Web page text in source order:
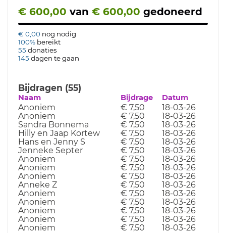
€ 600,00 van € 600,00 gedoneerd
€ 0,00 nog nodig
100% bereikt
55 donaties
145 dagen te gaan
Bijdragen (55)
Naam Bijdrage Datum
Anoniem € 7,50
18-03-26
Anoniem
€ 7,50
18-03-26
Sandra Bonnema
€ 7,50
18-03-26
Hilly en Jaap Kortew
€ 7,50
18-03-26
Hans en Jenny S
€ 7,50
18-03-26
Jenneke Septer
€ 7,50
18-03-26
Anoniem
€ 7,50
18-03-26
Anoniem
€ 7,50
18-03-26
Anoniem
€ 7,50
18-03-26
Anneke Z
€ 7,50
18-03-26
Anoniem
€ 7,50
18-03-26
Anoniem
€ 7,50
18-03-26
Anoniem
€ 7,50
18-03-26
Anoniem
€ 7,50
18-03-26
Anoniem
€ 7,50 18-03-26